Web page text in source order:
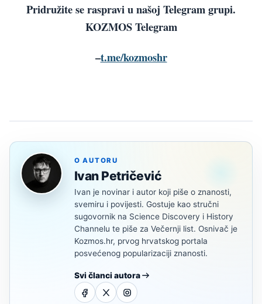
Pridružite se raspravi u našoj Telegram grupi.
KOZMOS Telegram
–t.me/kozmoshr
O AUTORU
Ivan Petričević
Ivan je novinar i autor koji piše o znanosti,
svemiru i povijesti. Gostuje kao stručni
sugovornik na Science Discovery i History
Channelu te piše za Večernji list. Osnivač je
Kozmos.hr, prvog hrvatskog portala
posvećenog popularizaciji znanosti.
Svi članci autora